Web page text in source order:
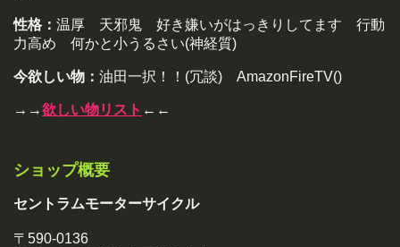
性格： 温厚 天邪鬼 好き嫌いがはっきりしてます 行動
力高め 何かと小うるさい(神経質)
今欲しい物： 油田一択！！(冗談) AmazonFireTV()
→→欲しい物リスト ←←
ショップ概要
セントラムモーターサイクル
〒590-0136